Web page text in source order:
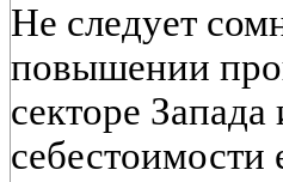
Не следует
повышении
секторе
себестоимости